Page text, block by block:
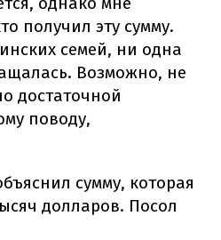
получил эту сумму.
семей, ни одна
Возможно, не
достаточной
поводу,
сумму, которая
долларов. Посол